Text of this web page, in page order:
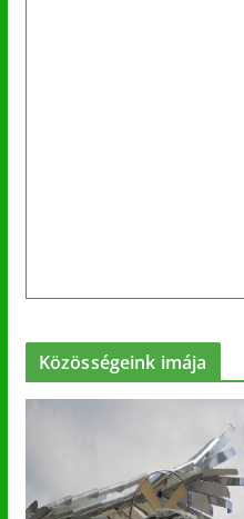
Közösségeink imája